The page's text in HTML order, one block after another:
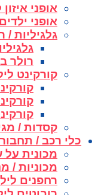
אופני
אופני ילדים
גלגיליות /
רולר
קורקינט
קורקינט 3
קסדות /
כלי רכב /
מכונית על
מכוניות /
רחפנים